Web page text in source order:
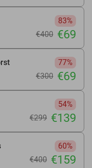
83%
€400 €69
77%
€300 €69
54%
€299 €139
60%
€400 €159